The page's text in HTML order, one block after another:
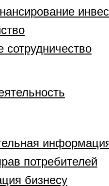
сотрудничество
потребителей
бизнесу